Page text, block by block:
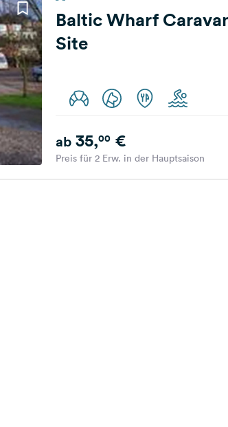
Baltic Wharf
Site
ab35,00€
Preis für 2 Erw. in der Hauptsaison